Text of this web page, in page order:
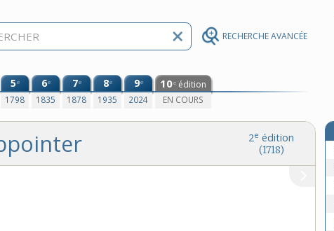
RECHERCHE AVANCÉE
5e
1798
6e
1835
7e
1878
8e
1935
9e
2024
10e édition
EN COURS
2e édition
(1718)